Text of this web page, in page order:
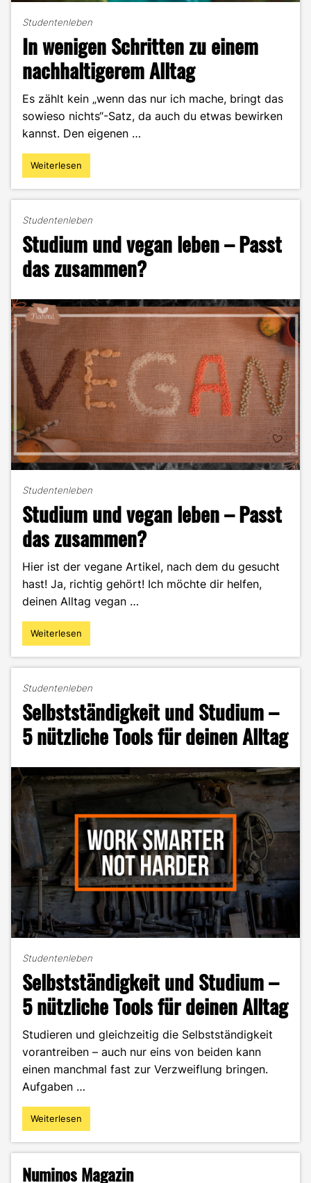
Studentenleben
In wenigen Schritten zu einem
nachhaltigerem Alltag
Es zählt kein „wenn das nur ich mache, bringt das
sowieso nichts“-Satz, da auch du etwas bewirken
kannst. Den eigenen …
"In
wenigen
einem
nachhaltigerem
Alltag"
Weiterlesen
Studentenleben
Studium und vegan leben – Passt
das zusammen?
Studentenleben
Studium und vegan leben – Passt
das zusammen?
Hier ist der vegane Artikel, nach dem du gesucht
hast! Ja, richtig gehört! Ich möchte dir helfen,
deinen Alltag vegan …
"Studium
und
–
Passt
das
zusammen?"
Weiterlesen
Studentenleben
Selbstständigkeit und Studium –
5 nützliche Tools für deinen Alltag
Studentenleben
Selbstständigkeit und Studium –
5 nützliche Tools für deinen Alltag
Studieren und gleichzeitig die Selbstständigkeit
vorantreiben – auch nur eins von beiden kann
einen manchmal fast zur Verzweiflung bringen.
Aufgaben …
"Selbstständigkeit
und
5
Weiterlesen
Numinos Magazin